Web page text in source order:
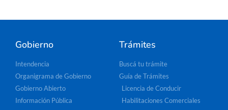
Gobierno
Intendencia
Organigrama de Gobierno
Gobierno Abierto
Información Pública
Trámites
Buscá tu trámite
Guía de Trámites
Licencia de Conducir
Habilitaciones Comerciales